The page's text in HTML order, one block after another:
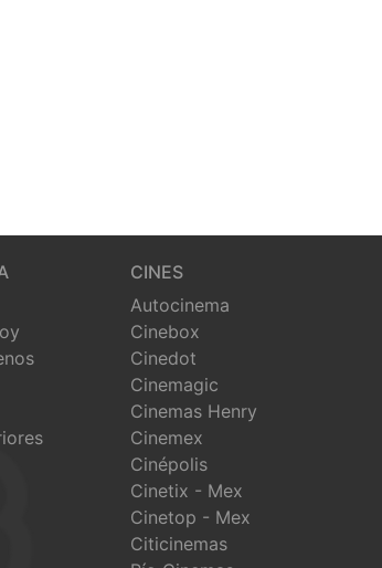
CINES
Autocinema
Cinebox
Cinedot
Cinemagic
Cinemas Henry
Cinemex
Cinépolis
Cinetix - Mex
Cinetop - Mex
Citicinemas